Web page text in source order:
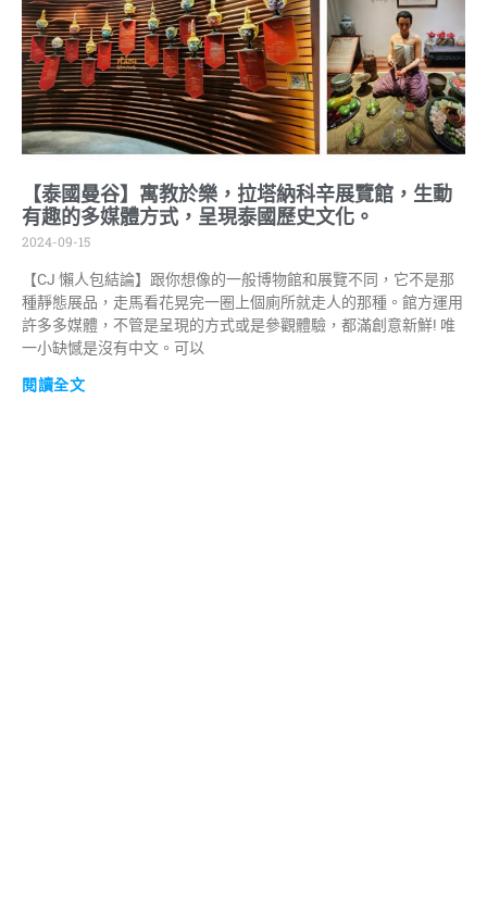
【泰國曼谷】寓教於樂，拉塔納科辛展覽館，生動
有趣的多媒體方式，呈現泰國歷史文化。
2024-09-15
【CJ 懶人包結論】跟你想像的一般博物館和展覽不同，它不是那
種靜態展品，走馬看花晃完一圈上個廁所就走人的那種。館方運用
許多多媒體，不管是呈現的方式或是參觀體驗，都滿創意新鮮! 唯
一小缺憾是沒有中文。可以
閱讀全文